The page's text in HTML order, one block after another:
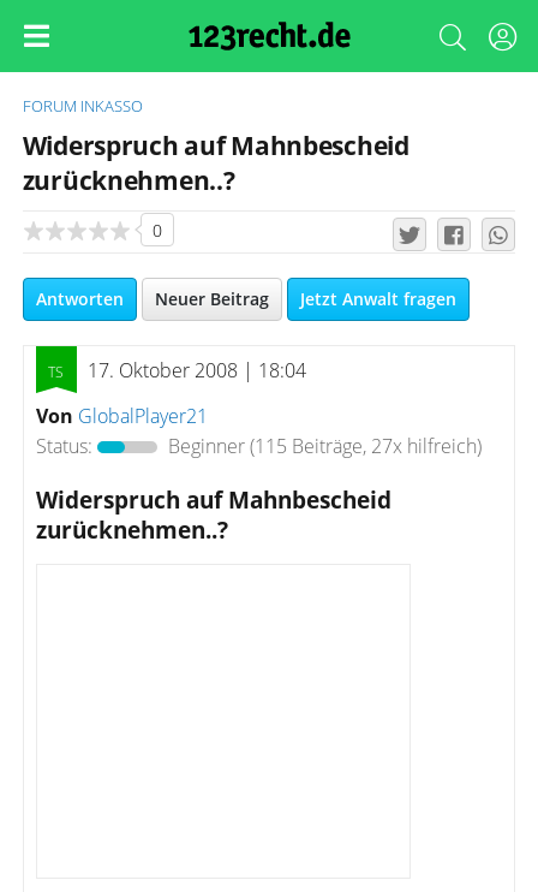
FORUM INKASSO
Widerspruch auf Mahnbescheid
zurücknehmen..?
0
Antworten Neuer Beitrag Jetzt Anwalt fragen
17. Oktober 2008 | 18:04
Von GlobalPlayer21
Status:
Beginner(115 Beiträge, 27x hilfreich)
Widerspruch auf Mahnbescheid
zurücknehmen..?